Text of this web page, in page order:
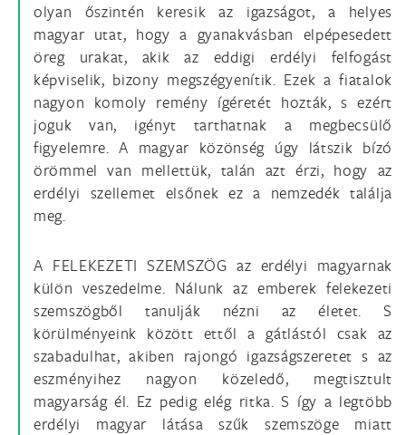
olyan őszintén keresik az igazságot, a helyes
magyar utat, hogy a gyanakvásban elpépesedett
öreg urakat, akik az eddigi erdélyi felfogást
képviselik, bizony megszégyenítik. Ezek a fiatalok
nagyon komoly remény ígéretét hozták, s ezért
joguk van, igényt tarthatnak a megbecsülő
figyelemre. A magyar közönség úgy látszik bízó
örömmel van mellettük, talán azt érzi, hogy az
erdélyi szellemet elsőnek ez a nemzedék találja
meg.
A FELEKEZETI SZEMSZÖG az erdélyi magyarnak
külön veszedelme. Nálunk az emberek felekezeti
szemszögből tanulják nézni az életet. S
körülményeink között ettől a gátlástól csak az
szabadulhat, akiben rajongó igazságszeretet s az
eszményihez nagyon közeledő, megtisztult
magyarság él. Ez pedig elég ritka. S így a legtöbb
erdélyi magyar látása szűk szemszöge miatt